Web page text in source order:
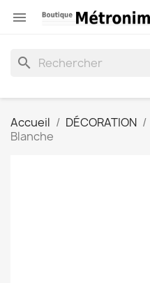

search
Accueil DÉCORATION
Blanche